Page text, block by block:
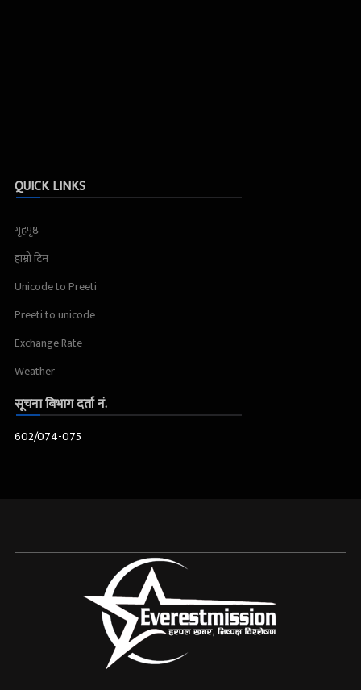
QUICK LINKS
गृहपृष्ठ
हाम्रो टिम
Unicode to Preeti
Preeti to unicode
Exchange Rate
Weather
सूचना बिभाग दर्ता नं.
602/074-075